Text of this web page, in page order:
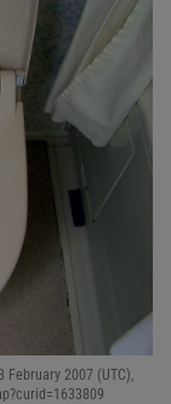
2007 (UTC),